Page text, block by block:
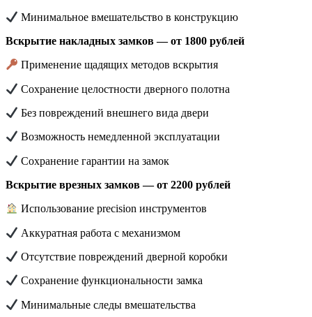
Минимальное вмешательство в конструкцию
Вскрытие накладных замков — от 1800 рублей
Применение щадящих методов вскрытия
Сохранение целостности дверного полотна
Без повреждений внешнего вида двери
Возможность немедленной эксплуатации
Сохранение гарантии на замок
Вскрытие врезных замков — от 2200 рублей
Использование precision инструментов
Аккуратная работа с механизмом
Отсутствие повреждений дверной коробки
Сохранение функциональности замка
Минимальные следы вмешательства